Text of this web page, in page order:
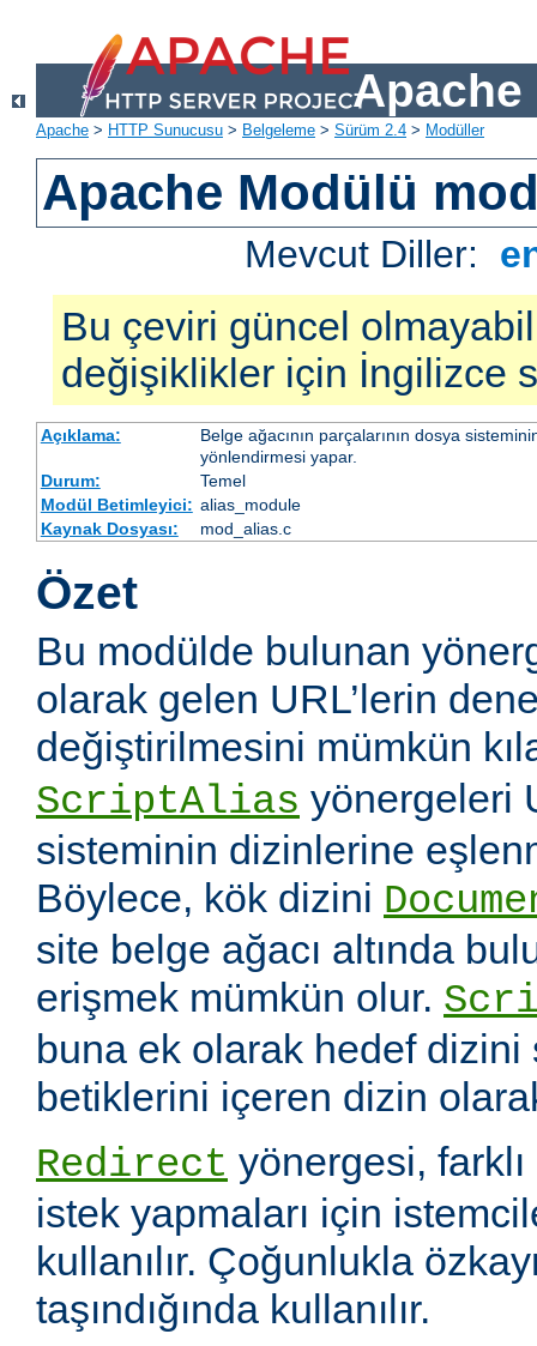
Apache
Apache > HTTP Sunucusu > Belgeleme > Sürüm 2.4 > Modüller
Apache Modülü
Mevcut Diller:
Bu çeviri güncel
değişiklikler için İngilizce
Açıklama:
Belge ağacının parçalarının dosya
yönlendirmesi yapar.
Durum:
Temel
Modül Betimleyici: alias_module
Kaynak Dosyası:
mod_alias.c
Özet
Bu modülde bulunan
olarak gelen URL’lerin
değiştirilmesini mümkün
ScriptAlias yönergeleri
sisteminin dizinlerine
Böylece, kök dizini
site belge ağacı altında
erişmek mümkün olur.
buna ek olarak hedef dizini
betiklerini içeren dizin
Redirect yönergesi,
istek yapmaları için
kullanılır. Çoğunlukla
taşındığında kullanılır.